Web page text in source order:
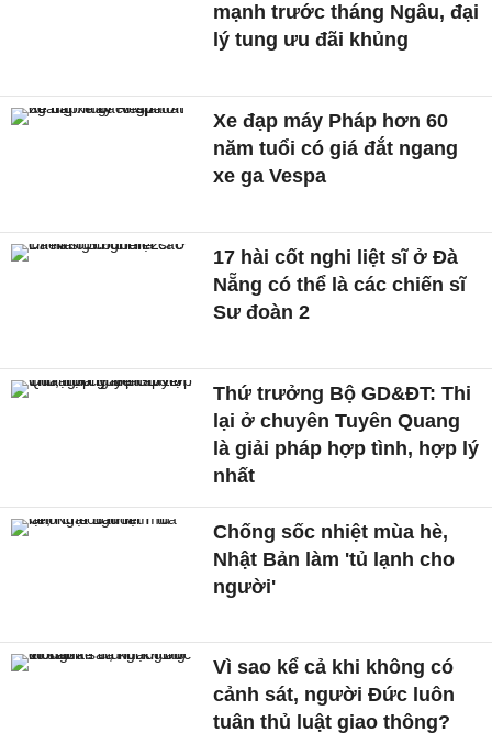
mạnh trước tháng Ngâu, đại
lý tung ưu đãi khủng
Xe đạp máy Pháp hơn 60
năm tuổi có giá đắt ngang
xe ga Vespa
17 hài cốt nghi liệt sĩ ở Đà
Nẵng có thể là các chiến sĩ
Sư đoàn 2
Thứ trưởng Bộ GD&ĐT: Thi
lại ở chuyên Tuyên Quang
là giải pháp hợp tình, hợp lý
nhất
Chống sốc nhiệt mùa hè,
Nhật Bản làm 'tủ lạnh cho
người'
Vì sao kể cả khi không có
cảnh sát, người Đức luôn
tuân thủ luật giao thông?